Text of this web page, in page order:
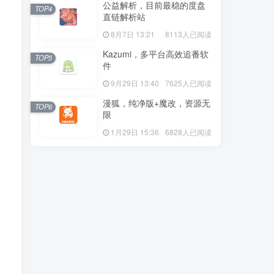
公益解析，目前最稳的度盘
直链解析站
8月7日 13:21 8113人已阅读
TOP4
Kazumi，多平台高效追番软
件
9月29日 13:40 7625人已阅读
TOP5
漫狐，纯净版+魔改，资源无
限
1月29日 15:36 6828人已阅读
TOP6